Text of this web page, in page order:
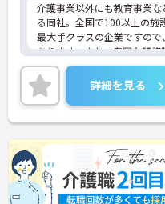
介護事業以外にも教育事業
る同社。全国で100以上の施
最大手クラスの企業ですの
あります。また、豊富な研
未経験の方も安心です。ご
策ポイントなど、さらに詳細
でお気軽にご相談ください。
詳細を見る